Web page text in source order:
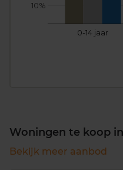
0-14 jaar
10%
Woningen te koop
Bekijk meer aanbod